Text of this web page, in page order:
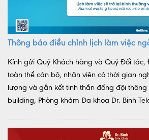
Thông báo điều chỉnh lịch làm việc
Kính gửi Quý Khách hàng và Quý Đối tác,
toàn thể cán bộ, nhân viên có thời gian
lượng và gắn kết tinh thần đồng đội
building, Phòng khám Đa khoa Dr. Binh